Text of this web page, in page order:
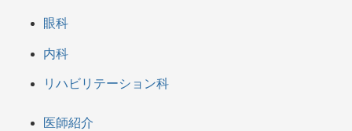
眼科
内科
リハビリテーション科
医師紹介